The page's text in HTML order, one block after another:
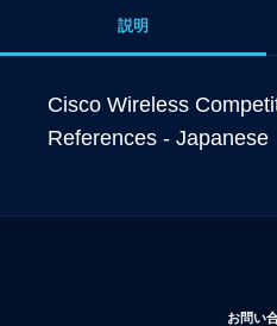
説明
Cisco Wireless
References - Japanese
お問い